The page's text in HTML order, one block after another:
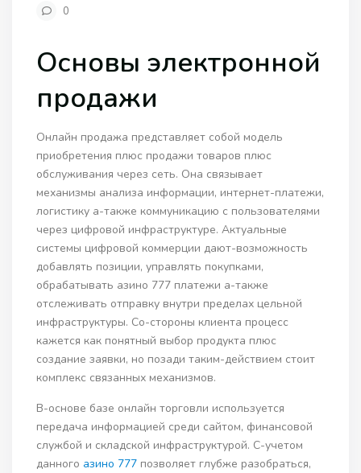
0
Основы электронной
продажи
Онлайн продажа представляет собой модель
приобретения плюс продажи товаров плюс
обслуживания через сеть. Она связывает
механизмы анализа информации, интернет-платежи,
логистику а-также коммуникацию с пользователями
через цифровой инфраструктуре. Актуальные
системы цифровой коммерции дают-возможность
добавлять позиции, управлять покупками,
обрабатывать азино 777 платежи а-также
отслеживать отправку внутри пределах цельной
инфраструктуры. Со-стороны клиента процесс
кажется как понятный выбор продукта плюс
создание заявки, но позади таким-действием стоит
комплекс связанных механизмов.
В-основе базе онлайн торговли используется
передача информацией среди сайтом, финансовой
службой и складской инфраструктурой. С-учетом
данного азино 777 позволяет глубже разобраться,